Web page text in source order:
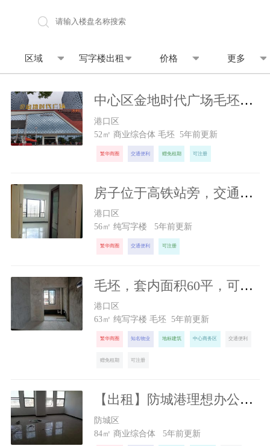
区域 写字楼出租 价格 更多
中心区金地时代广场毛坯办公出租20元/㎡·月，带中央空调
港口区
52㎡ 商业综合体 毛坯 5年前更新
繁华商圈 交通便利 赠免租期 可注册
房子位于高铁站旁，交通方便，环境很好！
港口区
56㎡ 纯写字楼 5年前更新
繁华商圈 交通便利 可注册
毛坯，套内面积60平，可办公
港口区
63㎡ 纯写字楼 毛坯 5年前更新
繁华商圈 知名物业 地标建筑 中心商务区 交通便利
赠免租期 可注册
【出租】防城港理想办公场所恒富商业广场
防城区
84㎡ 商业综合体 5年前更新